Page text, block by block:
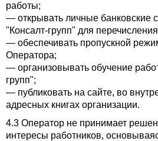
работы;
— открывать личные банковские
"Консалт-групп" для
— обеспечивать пропускной
Оператора;
— организовывать обучение
групп";
— публиковать на сайте, во
адресных книгах организации.
4.3 Оператор не принимает
интересы работников,